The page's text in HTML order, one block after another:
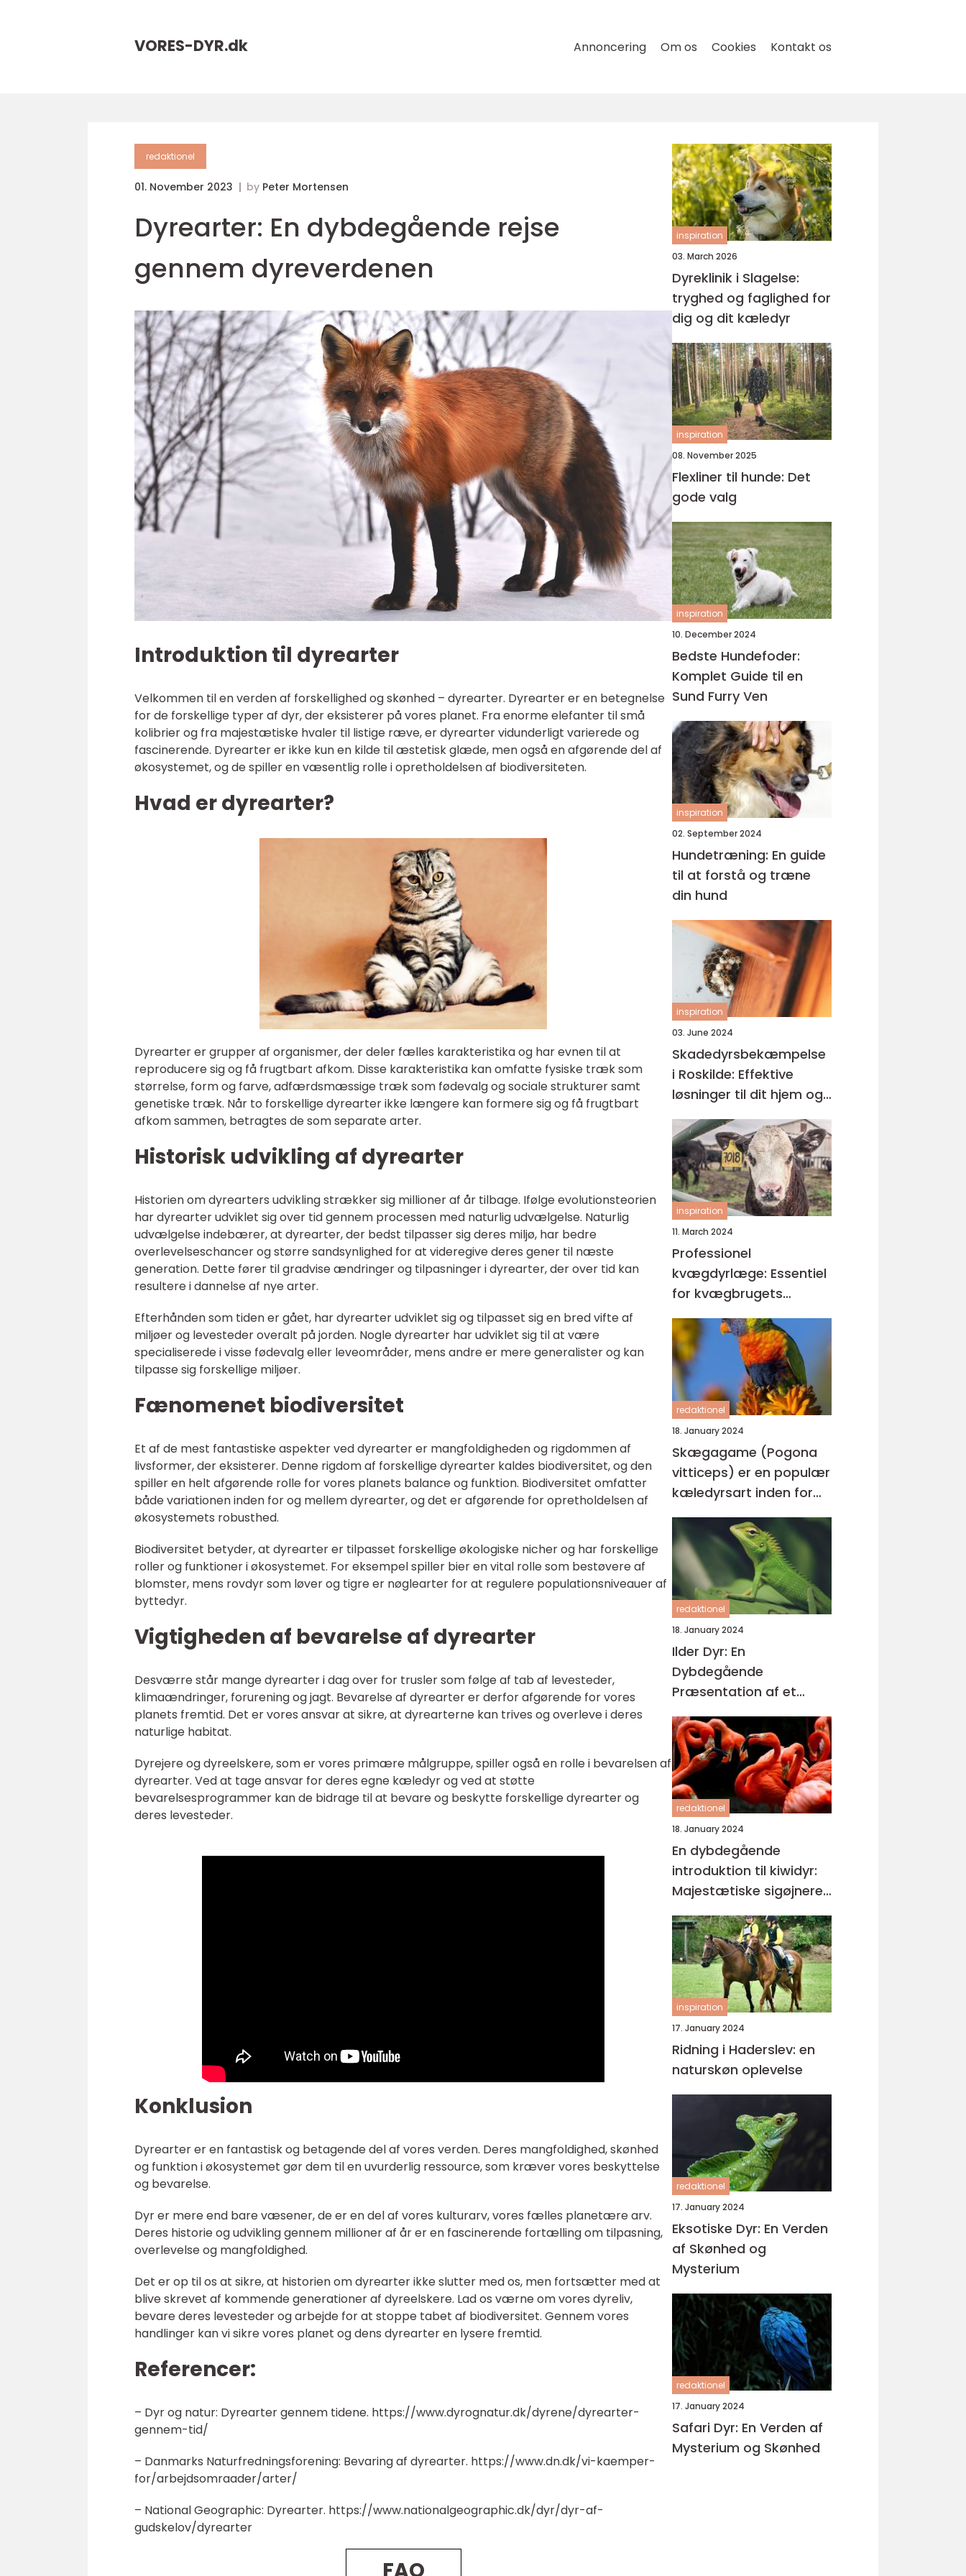
VORES-DYR.dk Annoncering Om os Cookies Kontakt os
redaktionel
01. November 2023 by Peter Mortensen
Dyrearter: En dybdegående rejse
gennem dyreverdenen
Introduktion til dyrearter
Velkommen til en verden af forskellighed og skønhed – dyrearter. Dyrearter er en betegnelse
for de forskellige typer af dyr, der eksisterer på vores planet. Fra enorme elefanter til små
kolibrier og fra majestætiske hvaler til listige ræve, er dyrearter vidunderligt varierede og
fascinerende. Dyrearter er ikke kun en kilde til æstetisk glæde, men også en afgørende del af
økosystemet, og de spiller en væsentlig rolle i opretholdelsen af biodiversiteten.
Hvad er dyrearter?
Dyrearter er grupper af organismer, der deler fælles karakteristika og har evnen til at
reproducere sig og få frugtbart afkom. Disse karakteristika kan omfatte fysiske træk som
størrelse, form og farve, adfærdsmæssige træk som fødevalg og sociale strukturer samt
genetiske træk. Når to forskellige dyrearter ikke længere kan formere sig og få frugtbart
afkom sammen, betragtes de som separate arter.
Historisk udvikling af dyrearter
Historien om dyrearters udvikling strækker sig millioner af år tilbage. Ifølge evolutionsteorien
har dyrearter udviklet sig over tid gennem processen med naturlig udvælgelse. Naturlig
udvælgelse indebærer, at dyrearter, der bedst tilpasser sig deres miljø, har bedre
overlevelseschancer og større sandsynlighed for at videregive deres gener til næste
generation. Dette fører til gradvise ændringer og tilpasninger i dyrearter, der over tid kan
resultere i dannelse af nye arter.
Efterhånden som tiden er gået, har dyrearter udviklet sig og tilpasset sig en bred vifte af
miljøer og levesteder overalt på jorden. Nogle dyrearter har udviklet sig til at være
specialiserede i visse fødevalg eller leveområder, mens andre er mere generalister og kan
tilpasse sig forskellige miljøer.
Fænomenet biodiversitet
Et af de mest fantastiske aspekter ved dyrearter er mangfoldigheden og rigdommen af
livsformer, der eksisterer. Denne rigdom af forskellige dyrearter kaldes biodiversitet, og den
spiller en helt afgørende rolle for vores planets balance og funktion. Biodiversitet omfatter
både variationen inden for og mellem dyrearter, og det er afgørende for opretholdelsen af
økosystemets robusthed.
Biodiversitet betyder, at dyrearter er tilpasset forskellige økologiske nicher og har forskellige
roller og funktioner i økosystemet. For eksempel spiller bier en vital rolle som bestøvere af
blomster, mens rovdyr som løver og tigre er nøglearter for at regulere populationsniveauer af
byttedyr.
Vigtigheden af bevarelse af dyrearter
Desværre står mange dyrearter i dag over for trusler som følge af tab af levesteder,
klimaændringer, forurening og jagt. Bevarelse af dyrearter er derfor afgørende for vores
planets fremtid. Det er vores ansvar at sikre, at dyrearterne kan trives og overleve i deres
naturlige habitat.
Dyrejere og dyreelskere, som er vores primære målgruppe, spiller også en rolle i bevarelsen af
dyrearter. Ved at tage ansvar for deres egne kæledyr og ved at støtte
bevarelsesprogrammer kan de bidrage til at bevare og beskytte forskellige dyrearter og
deres levesteder.
Konklusion
Dyrearter er en fantastisk og betagende del af vores verden. Deres mangfoldighed, skønhed
og funktion i økosystemet gør dem til en uvurderlig ressource, som kræver vores beskyttelse
og bevarelse.
Dyr er mere end bare væsener, de er en del af vores kulturarv, vores fælles planetære arv.
Deres historie og udvikling gennem millioner af år er en fascinerende fortælling om tilpasning,
overlevelse og mangfoldighed.
Det er op til os at sikre, at historien om dyrearter ikke slutter med os, men fortsætter med at
blive skrevet af kommende generationer af dyreelskere. Lad os værne om vores dyreliv,
bevare deres levesteder og arbejde for at stoppe tabet af biodiversitet. Gennem vores
handlinger kan vi sikre vores planet og dens dyrearter en lysere fremtid.
Referencer:
– Dyr og natur: Dyrearter gennem tidene. https://www.dyrognatur.dk/dyrene/dyrearter-
gennem-tid/
– Danmarks Naturfredningsforening: Bevaring af dyrearter. https://www.dn.dk/vi-kaemper-
for/arbejdsomraader/arter/
– National Geographic: Dyrearter. https://www.nationalgeographic.dk/dyr/dyr-af-
gudskelov/dyrearter
inspiration
03. March 2026
Dyreklinik i Slagelse:
tryghed og faglighed for
dig og dit kæledyr
inspiration
08. November 2025
Flexliner til hunde: Det
gode valg
inspiration
10. December 2024
Bedste Hundefoder:
Komplet Guide til en
Sund Furry Ven
inspiration
02. September 2024
Hundetræning: En guide
til at forstå og træne
din hund
inspiration
03. June 2024
Skadedyrsbekæmpelse
i Roskilde: Effektive
løsninger til dit hjem og
virksomhed
inspiration
11. March 2024
Professionel
kvægdyrlæge: Essentiel
for kvægbrugets
succes
redaktionel
18. January 2024
Skægagame (Pogona
vitticeps) er en populær
kæledyrsart inden for
reptilverdenen
redaktionel
18. January 2024
Ilder Dyr: En
Dybdegående
Præsentation af et
Fascinerende Kæledyr
redaktionel
18. January 2024
En dybdegående
introduktion til kiwidyr:
Majestætiske sigøjnere i
New Zealands
regnskove
inspiration
17. January 2024
Ridning i Haderslev: en
naturskøn oplevelse
redaktionel
17. January 2024
Eksotiske Dyr: En Verden
af Skønhed og
Mysterium
redaktionel
17. January 2024
Safari Dyr: En Verden af
Mysterium og Skønhed